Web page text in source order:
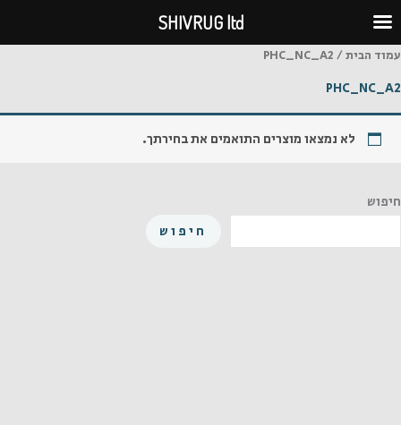
לתוכן
עמוד הבית/ PHC_NC_A2
PHC_NC_A2
לא נמצאו מוצרים התואמים את בחירתך.
חיפוש
חיפוש
SHIVRUG ltd